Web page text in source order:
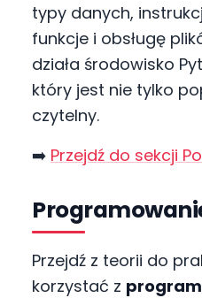
typy danych,
funkcje i obsługę
działa środowisko
który jest nie tylko
czytelny.
➡️ Przejdź do sekcji
Przejdź z teorii do
korzystać z